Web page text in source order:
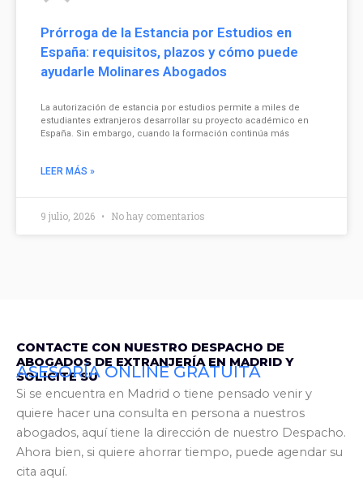
Prórroga de la Estancia por Estudios en
España: requisitos, plazos y cómo puede
ayudarle Molinares Abogados
La autorización de estancia por estudios permite a miles de
estudiantes extranjeros desarrollar su proyecto académico en
España. Sin embargo, cuando la formación continúa más
LEER MÁS »
9 julio, 2026 No hay comentarios
CONTACTE CON NUESTRO DESPACHO DE
ABOGADOS DE EXTRANJERÍA EN MADRID Y
SOLICITE SU
ASESORÍA ONLINE GRATUITA
Si se encuentra en Madrid o tiene pensado venir y
quiere hacer una consulta en persona a nuestros
abogados, aquí tiene la dirección de nuestro Despacho.
Ahora bien, si quiere ahorrar tiempo, puede agendar su
cita aquí.